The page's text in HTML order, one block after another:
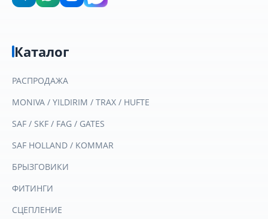
Каталог
РАСПРОДАЖА
MONIVA / YILDIRIM / TRAX / HUFTE
SAF / SKF / FAG / GATES
SAF HOLLAND / KOMMAR
БРЫЗГОВИКИ
ФИТИНГИ
СЦЕПЛЕНИЕ